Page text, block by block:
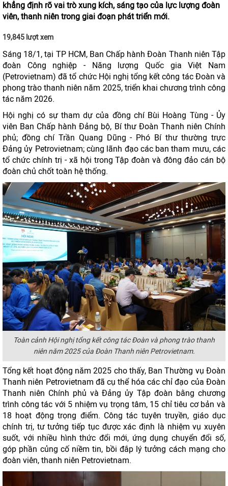
khẳng định rõ vai trò xung kích, sáng tạo của lực lượng đoàn
viên, thanh niên trong giai đoạn phát triển mới.
19,845 lượt xem
Sáng 18/1, tại TP HCM, Ban Chấp hành Đoàn Thanh niên Tập
đoàn Công nghiệp - Năng lượng Quốc gia Việt Nam
(Petrovietnam) đã tổ chức Hội nghị tổng kết công tác Đoàn và
phong trào thanh niên năm 2025, triển khai chương trình công
tác năm 2026.
Hội nghị có sự tham dự của đồng chí Bùi Hoàng Tùng - Ủy
viên Ban Chấp hành Đảng bộ, Bí thư Đoàn Thanh niên Chính
phủ; đồng chí Trần Quang Dũng - Phó Bí thư thường trực
Đảng ủy Petrovietnam; cùng lãnh đạo các ban tham mưu, các
tổ chức chính trị - xã hội trong Tập đoàn và đông đảo cán bộ
đoàn chủ chốt toàn hệ thống.
Toàn cảnh Hội nghị tổng kết công tác Đoàn và phong trào thanh
niên năm 2025 của Đoàn Thanh niên Petrovietnam.
Tổng kết hoạt động năm 2025 cho thấy, Ban Thường vụ Đoàn
Thanh niên Petrovietnam đã cụ thể hóa các chỉ đạo của Đoàn
Thanh niên Chính phủ và Đảng ủy Tập đoàn bằng chương
trình công tác với 5 nhiệm vụ trọng tâm, 15 chỉ tiêu cơ bản và
18 hoạt động trọng điểm. Công tác tuyên truyền, giáo dục
chính trị, tư tưởng tiếp tục được xác định là nhiệm vụ xuyên
suốt, với nhiều hình thức đổi mới, ứng dụng chuyển đổi số,
góp phần củng cố niềm tin, bồi đắp lý tưởng cách mạng cho
đoàn viên, thanh niên Petrovietnam.